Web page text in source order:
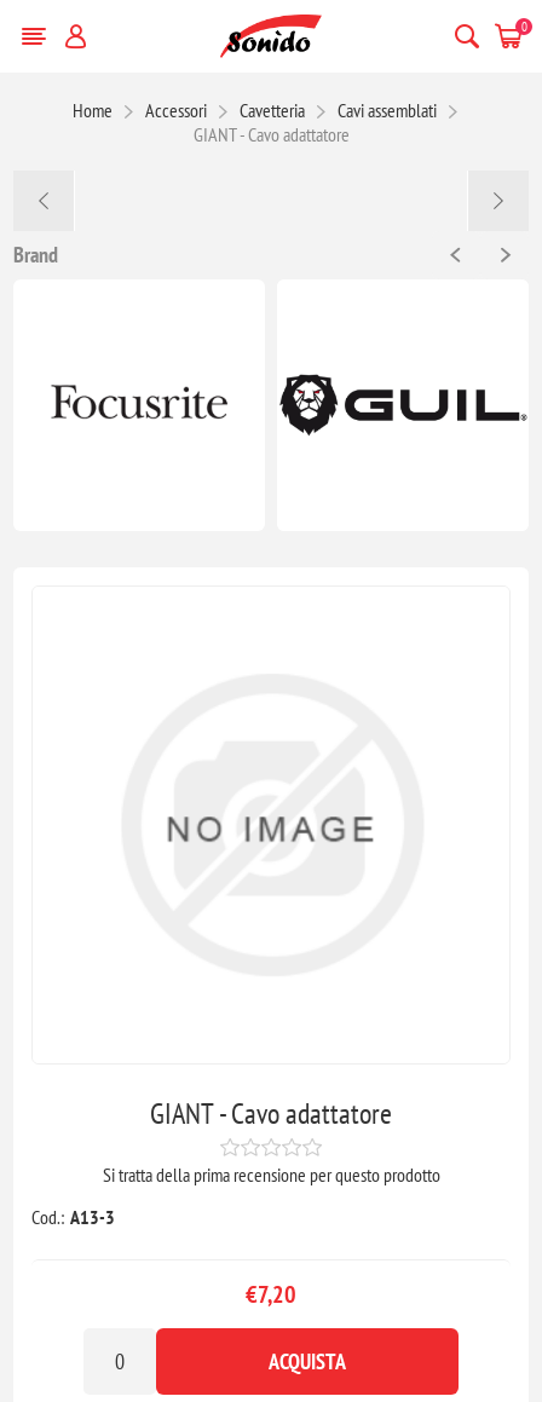
0
Home Accessori Cavetteria
Cavi assemblati
GIANT - Cavo adattatore
Brand
GIANT - Cavo adattatore
Si tratta della prima recensione per questo prodotto
Cod.: A13-3
€7,20
ACQUISTA